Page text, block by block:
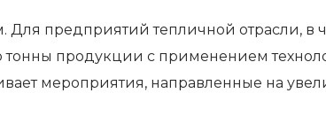
Для предприятий тепличной отрасли, в
продукции с применением
мероприятия, направленные на